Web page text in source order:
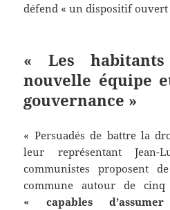
défend « un dispositif ouvert
« Les
nouvelle équipe
gouvernance »
« Persuadés de battre la
leur représentant
communistes proposent
commune autour de
« capables